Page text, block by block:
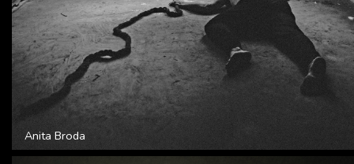
Anita Broda